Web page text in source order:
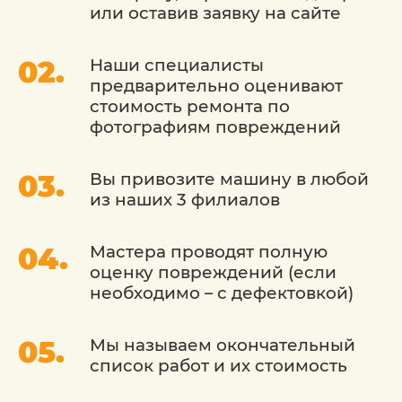
или оставив заявку на сайте
Наши специалисты
предварительно оценивают
стоимость ремонта по
фотографиям повреждений
Вы привозите машину в любой
из наших 3 филиалов
Мастера проводят полную
оценку повреждений (если
необходимо – с дефектовкой)
Мы называем окончательный
список работ и их стоимость